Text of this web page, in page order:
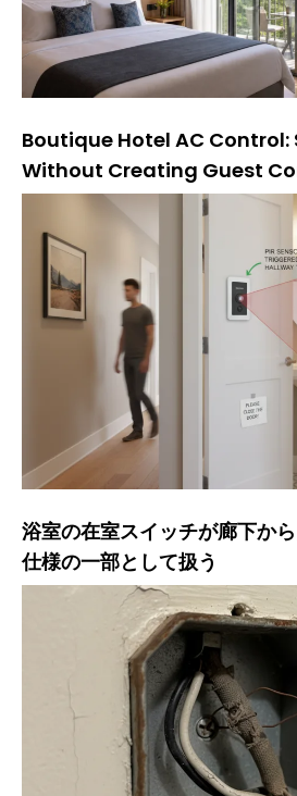
Boutique Hotel AC Control:
Without Creating Guest
浴室の在室スイッチが廊下か
仕様の一部として扱う